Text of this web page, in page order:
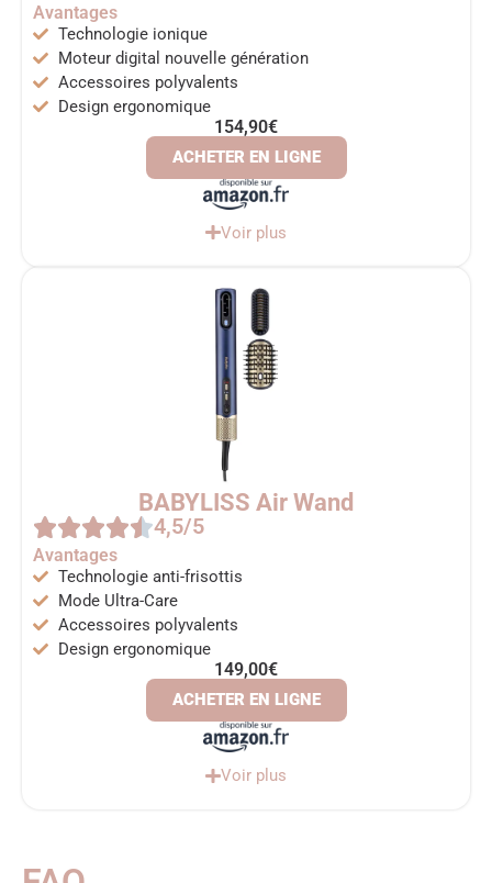
Avantages
Technologie ionique
Moteur digital nouvelle génération
Accessoires polyvalents
Design ergonomique
154,90€
ACHETER EN LIGNE
Voir plus
BABYLISS Air Wand
4,5/5
Avantages
Technologie anti-frisottis
Mode Ultra-Care
Accessoires polyvalents
Design ergonomique
149,00€
ACHETER EN LIGNE
Voir plus